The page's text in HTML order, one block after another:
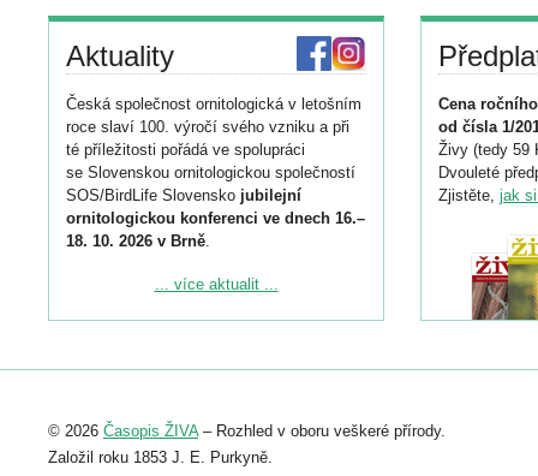
Aktuality
Česká společnost ornitologická v letošním
roce slaví 100. výročí svého vzniku a při
té příležitosti pořádá ve spolupráci
se Slovenskou ornitologickou společností
SOS/BirdLife Slovensko jubilejní
ornitologickou konferenci ve dnech 16.–
18. 10. 2026 v Brně.
Podrobnější informace ke konferenci
Registrovat se můžete do 6. září.
abstraktu přihlášené přednášky nebo
posteru je už 30. června.
... více aktualit ...
Cena
od čísla 1/
Živy (tedy 59
Dvouleté
Zjistěte, jak
© 2026 Časopis ŽIVA– Rozhled v oboru veškeré přírody.
Založil roku 1853 J. E. Purkyně.